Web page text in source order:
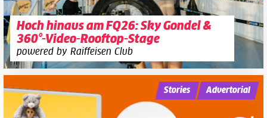
Hoch hinaus am FQ26: Sky Gondel &
360°-Video-Rooftop-Stage
powered by Raiffeisen Club
Stories Advertorial